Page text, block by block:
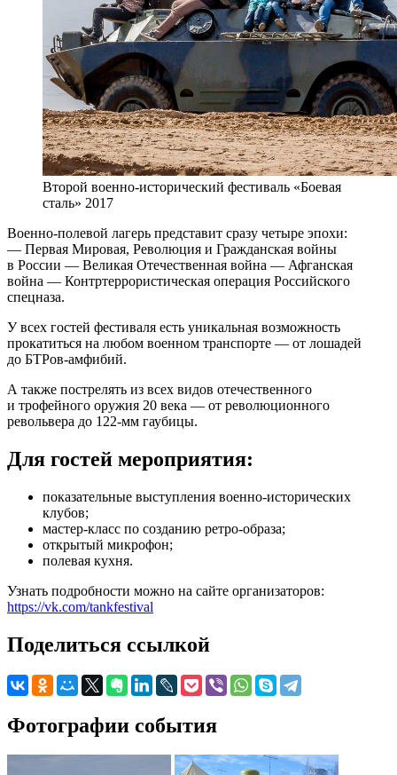
Второй военно-исторический фестиваль «Боевая
сталь» 2017
Военно-полевой лагерь представит сразу четыре эпохи:
— Первая Мировая, Революция и Гражданская войны
в России — Великая Отечественная война — Афганская
война — Контртеррористическая операция Российского
спецназа.
У всех гостей фестиваля есть уникальная возможность
прокатиться на любом военном транспорте — от лошадей
до БТРов-амфибий.
А также пострелять из всех видов отечественного
и трофейного оружия 20 века — от революционного
револьвера до 122-мм гаубицы.
Для гостей мероприятия:
показательные выступления военно-исторических
клубов;
мастер-класс по созданию ретро-образа;
открытый микрофон;
полевая кухня.
Узнать подробности можно на сайте организаторов:
https://vk.com/tankfestival
Поделиться ссылкой
Фотографии события